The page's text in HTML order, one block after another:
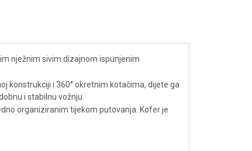
nježnim sivim dizajnom ispunjenim
konstrukciji i 360° okretnim kotačima, dijete ga
i stabilnu vožnju.
organiziranim tijekom putovanja. Kofer je